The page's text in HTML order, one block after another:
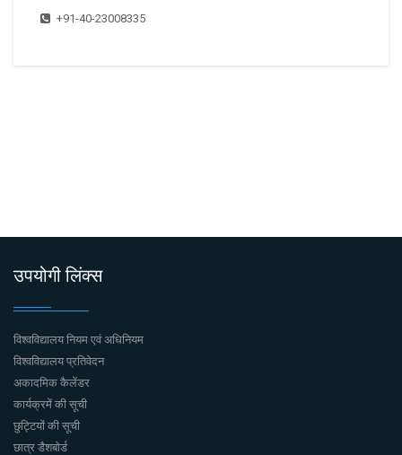
+91-40-23008335
उपयोगी लिंक्स
विश्वविद्यालय नियम एवं अधिनियम
विश्वविद्यालय प्रतिवेदन
अकादमिक कैलेंडर
कार्यक्रमें की सूची
छुट्टियों की सूची
छात्र डैशबोर्ड